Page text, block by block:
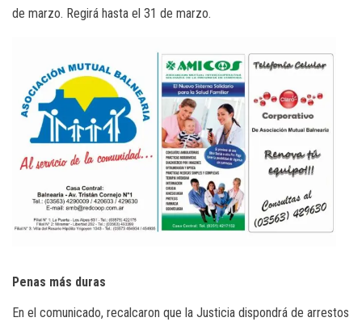
de marzo. Regirá hasta el 31 de marzo.
Penas más duras
En el comunicado, recalcaron que la Justicia dispondrá de arrestos